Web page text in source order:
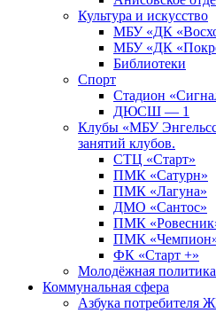
Культура и искусство
МБУ «ДК
МБУ «ДК
Библиотеки
Спорт
Стадион
ДЮСШ — 1
Клубы «МБУ
занятий клубов.
СТЦ «Старт»
ПМК «Сатурн»
ПМК «Лагуна»
ДМО «Сантос»
ПМК
ПМК
ФК «Старт +»
Молодёжная политика
Коммунальная сфера
Азбука потребителя